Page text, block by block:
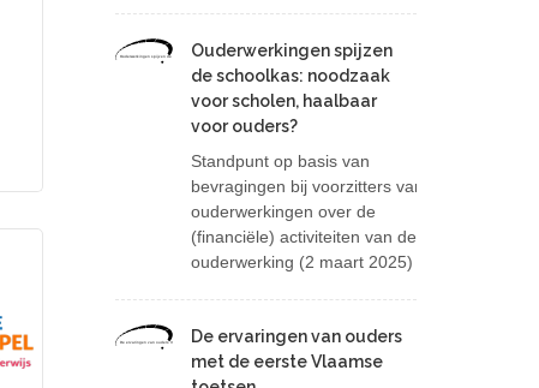
Ouderwerkingen spijzen de schoolkas: noodzaak voor scholen, haalbaar voor ouders?
Ouderwerkingen spijzen
de schoolkas: noodzaak
voor scholen, haalbaar
voor ouders?
Standpunt op basis van
bevragingen bij voorzitters van
ouderwerkingen over de
(financiële) activiteiten van de
ouderwerking (2 maart 2025)
De ervaringen van ouders met de eerste Vlaamse toetsenDe ervaringen van ouders
met de eerste Vlaamse